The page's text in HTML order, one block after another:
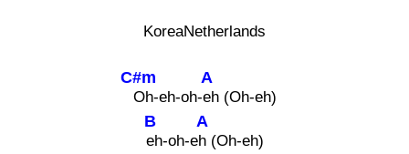
KoreaNetherlands
C#m
Oh-eh-oh-
A
eh (Oh-eh)
B
eh-oh-e
A
h (Oh-eh)